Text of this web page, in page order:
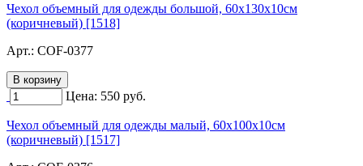
Чехол объемный для одежды большой, 60х130х10см
(коричневый) [1518]
Арт.: COF-0377
Цена: 550 руб.
Чехол объемный для одежды малый, 60х100х10см
(коричневый) [1517]